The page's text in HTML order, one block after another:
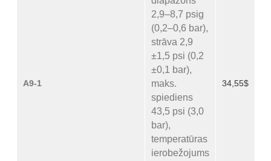
A9-1
2,9–8,7 psig
(0,2–0,6 bar),
strāva 2,9
±1,5 psi (0,2
±0,1 bar),
maks.
spiediens
43,5 psi (3,0
bar),
temperatūras
ierobežojums
34,55$